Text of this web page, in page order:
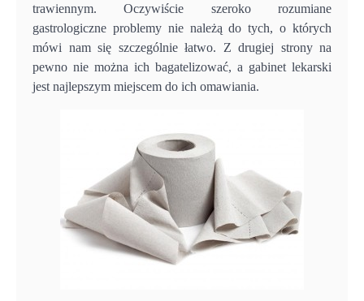
trawiennym. Oczywiście szeroko rozumiane
gastrologiczne problemy nie należą do tych, o których
mówi nam się szczególnie łatwo. Z drugiej strony na
pewno nie można ich bagatelizować, a gabinet lekarski
jest najlepszym miejscem do ich omawiania.